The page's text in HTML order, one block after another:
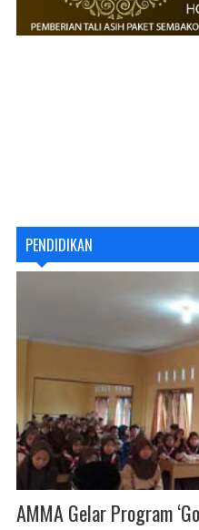
PENDIDIKAN
AMMA Gelar Program